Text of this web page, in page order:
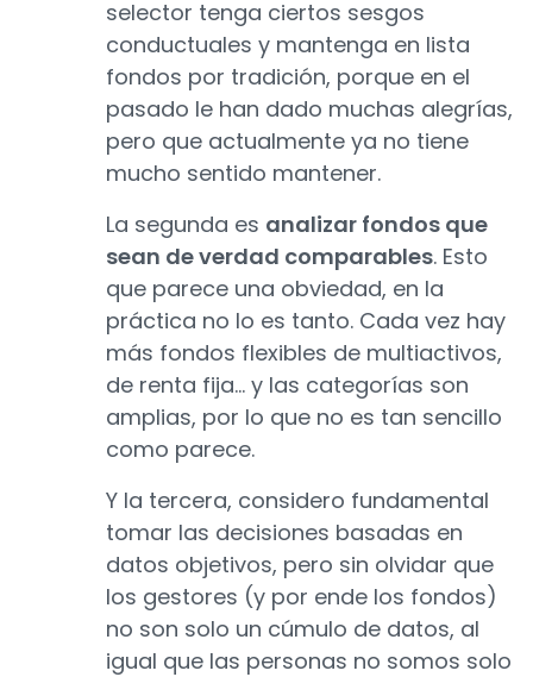
selector tenga ciertos sesgos
conductuales y mantenga en lista
fondos por tradición, porque en el
pasado le han dado muchas alegrías,
pero que actualmente ya no tiene
mucho sentido mantener.
La segunda es analizar fondos que
sean de verdad comparables. Esto
que parece una obviedad, en la
práctica no lo es tanto. Cada vez hay
más fondos flexibles de multiactivos,
de renta fija... y las categorías son
amplias, por lo que no es tan sencillo
como parece.
Y la tercera, considero fundamental
tomar las decisiones basadas en
datos objetivos, pero sin olvidar que
los gestores (y por ende los fondos)
no son solo un cúmulo de datos, al
igual que las personas no somos solo